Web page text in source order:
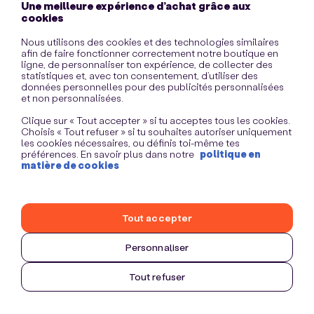
Une meilleure expérience d’achat grâce aux
cookies
Nous utilisons des cookies et des technologies similaires
afin de faire fonctionner correctement notre boutique en
ligne, de personnaliser ton expérience, de collecter des
statistiques et, avec ton consentement, d’utiliser des
données personnelles pour des publicités personnalisées
et non personnalisées.
Clique sur « Tout accepter » si tu acceptes tous les cookies.
Choisis « Tout refuser » si tu souhaites autoriser uniquement
les cookies nécessaires, ou définis toi-même tes
préférences. En savoir plus dans notre politique en
matière de cookies
Personnaliser
Tout refuser
Tout accepter